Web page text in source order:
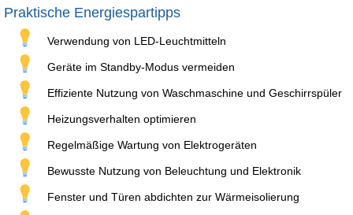
Praktische Energiespartipps
Verwendung von LED-Leuchtmitteln
Geräte im Standby-Modus vermeiden
Effiziente Nutzung von Waschmaschine und Geschirrspüler
Heizungsverhalten optimieren
Regelmäßige Wartung von Elektrogeräten
Bewusste Nutzung von Beleuchtung und Elektronik
Fenster und Türen abdichten zur Wärmeisolierung